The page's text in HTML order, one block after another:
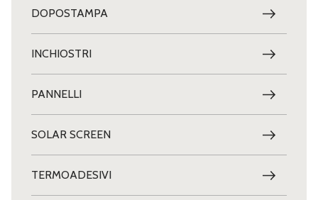
DOPOSTAMPA
INCHIOSTRI
PANNELLI
SOLAR SCREEN
TERMOADESIVI